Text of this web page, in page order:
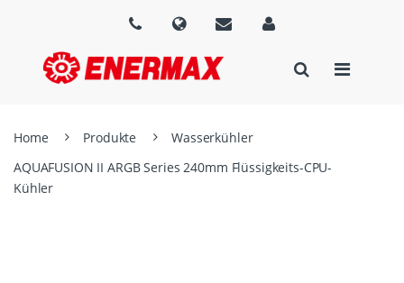
Home Produkte
Wasserkühler
AQUAFUSION II ARGB Series 240mm Flüssigkeits-CPU-
Kühler